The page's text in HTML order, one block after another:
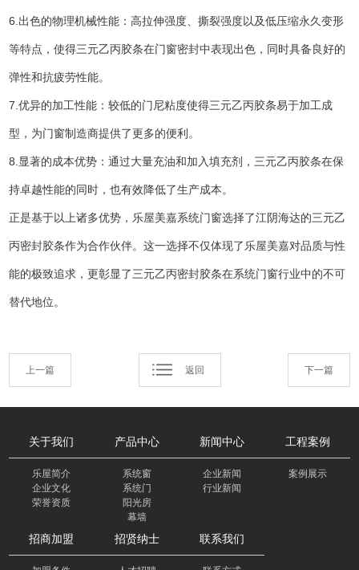
6.出色的物理机械性能：高拉伸强度、撕裂强度以及低压缩永久变形
等特点，使得三元乙丙胶条在门窗密封中表现出色，同时具备良好的
弹性和抗疲劳性能。
7.优异的加工性能：较低的门尼粘度使得三元乙丙胶条易于加工成
型，为门窗制造商提供了更多的便利。
8.显著的成本优势：通过大量充油和加入填充剂，三元乙丙胶条在保
持卓越性能的同时，也有效降低了生产成本。
正是基于以上诸多优势，乐屋美嘉系统门窗选择了江阴海达的三元乙
丙密封胶条作为合作伙伴。这一选择不仅体现了 乐屋美嘉对品质与性
能的极致追求，更彰显了三元乙丙密封胶条在系统门窗行业中的不可
替代地位。
上一篇 返回 下一篇
关于我们
乐屋简介
企业文化
荣誉资质
产品中心
系统窗
系统门
阳光房
幕墙
新闻中心
企业新闻
行业新闻
工程案例
案例展示
招商加盟 招贤纳士 联系我们